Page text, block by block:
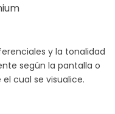
y la tonalidad
según la pantalla o
cual se visualice.